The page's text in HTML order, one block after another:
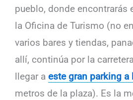
pueblo, donde encontrarás
la Oficina de Turismo (no
varios bares y tiendas,
allí, continúa por la
llegar a este gran parking a
metros de la plaza). Es la